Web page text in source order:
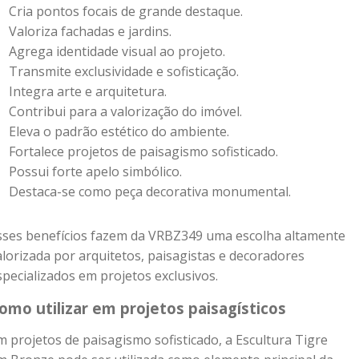
Cria pontos focais de grande destaque.
Valoriza fachadas e jardins.
Agrega identidade visual ao projeto.
Transmite exclusividade e sofisticação.
Integra arte e arquitetura.
Contribui para a valorização do imóvel.
Eleva o padrão estético do ambiente.
Fortalece projetos de paisagismo sofisticado.
Possui forte apelo simbólico.
Destaca-se como peça decorativa monumental.
benefícios fazem da VRBZ349 uma escolha altamente
por arquitetos, paisagistas e decoradores
em projetos exclusivos.
utilizar em projetos paisagísticos
projetos de paisagismo sofisticado, a Escultura Tigre